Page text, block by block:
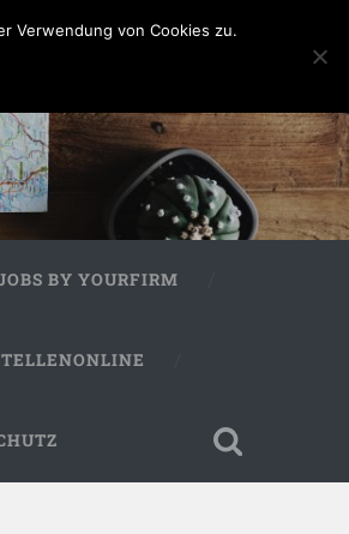
BY YOURFIRM
Verwendung von Cookies zu.